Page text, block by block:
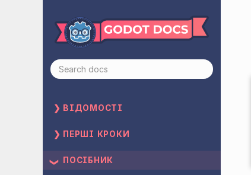
ВІДОМОСТІ
ПЕРШІ КРОКИ
ПОСІБНИК